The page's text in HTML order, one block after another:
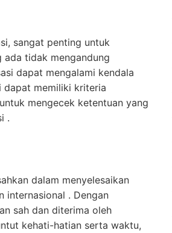
sangat penting untuk
ada tidak mengandung
dapat mengalami kendala
dapat memiliki kriteria
mengecek ketentuan yang
.
dalam menyelesaikan
internasional . Dengan
sah dan diterima oleh
kehati-hatian serta waktu,